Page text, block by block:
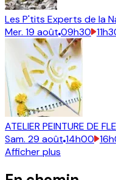
Les P'tits Experts de la
Mer. 19 août 09h30
ATELIER PEINTURE DE
Sam. 29 août 14h00
Afficher plus